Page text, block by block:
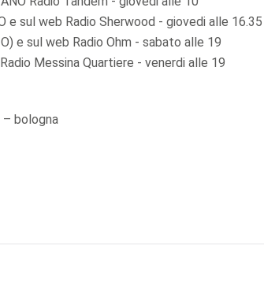
e sul web Radio Sherwood - giovedi alle 16.35
e sul web Radio Ohm - sabato alle 19
Messina Quartiere - venerdi alle 19
– bologna